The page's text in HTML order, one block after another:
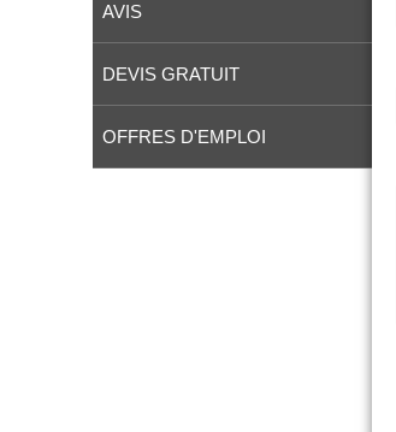
AVIS
DEVIS GRATUIT
OFFRES D'EMPLOI